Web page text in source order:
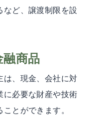
など、譲渡制限を設
商品
は、現金、会社に対
に必要な財産や技術
とができます。